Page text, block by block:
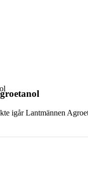
igår Lantmännen